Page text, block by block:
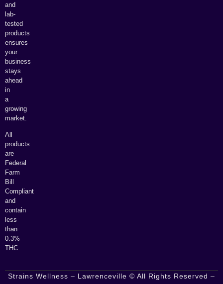
and
lab-
tested
products
ensures
your
business
stays
ahead
in
a
growing
market.
All
products
are
Federal
Farm
Bill
Compliant
and
contain
less
than
0.3%
THC
Strains Wellness – Lawrenceville © All Rights Reserved –